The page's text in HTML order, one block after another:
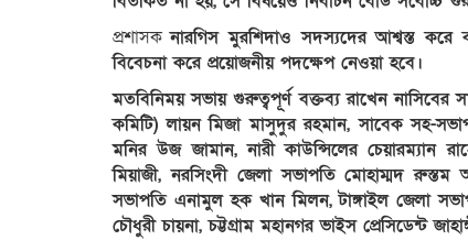
প্রশাসকনারগিস মুরশিদাও সদস্যদের আশ্বস্ত
বিবেচনা করে প্রয়োজনীয় পদক্ষেপ নেওয়া হবে।
মতবিনিময় সভায় গুরুত্বপূর্ণ বক্তব্য রাখেন
কমিটি) লায়ন মিজা মাসুদুর রহমান, সাবেক সহ-
মনির উজ জামান, নারী কাউন্সিলের চেয়ারম্যান
মিয়াজী, নরসিংদী জেলা সভাপতি মোহাম্মদ রুস্তম
সভাপতি এনামুল হক খান মিলন, টাঙ্গাইল জেলা
চৌধুরী চায়না, চট্টগ্রাম মহানগর ভাইস প্রেসিডেন্ট